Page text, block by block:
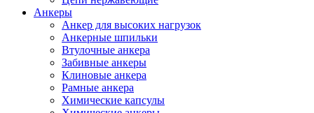
Анкеры
Анкер для высоких нагрузок
Анкерные шпильки
Втулочные анкера
Забивные анкеры
Клиновые анкера
Рамные анкера
Химические капсулы